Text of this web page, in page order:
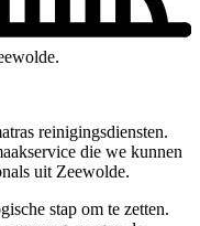
reinigingsdiensten.
die we kunnen
uit Zeewolde.
stap om te zetten.